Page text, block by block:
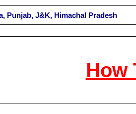
Punjab, J&K, Himachal Pradesh
How